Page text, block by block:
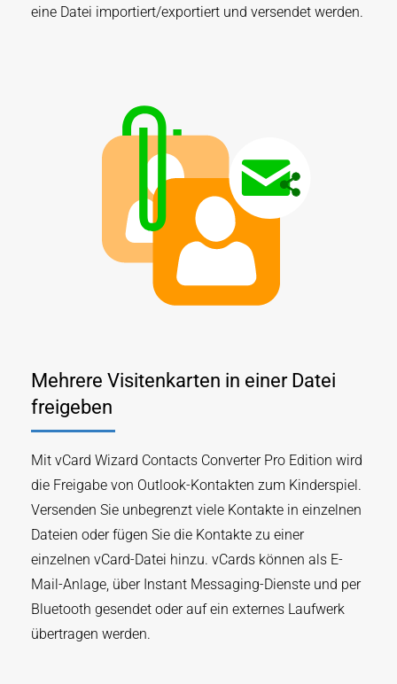
eine Datei importiert/exportiert und versendet werden.
Mehrere Visitenkarten in einer Datei
freigeben
Mit vCard Wizard Contacts Converter Pro Edition wird
die Freigabe von Outlook-Kontakten zum Kinderspiel.
Versenden Sie unbegrenzt viele Kontakte in einzelnen
Dateien oder fügen Sie die Kontakte zu einer
einzelnen vCard-Datei hinzu. vCards können als E-
Mail-Anlage, über Instant Messaging-Dienste und per
Bluetooth gesendet oder auf ein externes Laufwerk
übertragen werden.